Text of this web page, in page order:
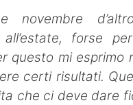
novembre
all’estate, forse
questo mi esprimo
certi risultati.
che ci deve dare